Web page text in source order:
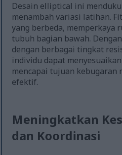
Desain elliptical ini
menambah variasi latihan.
yang berbeda, memperkaya
tubuh bagian bawah.
dengan berbagai tingkat
individu dapat
mencapai tujuan kebugaran
efektif.
Meningkatkan
dan Koordinasi